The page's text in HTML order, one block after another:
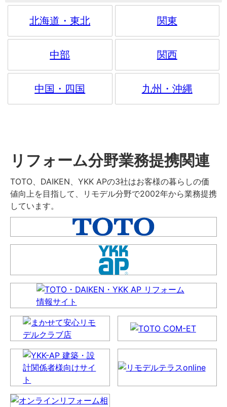
北海道・東北 関東
中部 関西
中国・四国 九州・沖縄
リフォーム分野業務提携関連
TOTO、DAIKEN、YKK APの3社はお客様の暮らしの価
値向上を目指して、リモデル分野で2002年から業務提携
しています。